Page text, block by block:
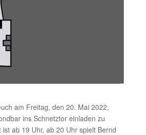
am Freitag, den 20. Mai 2022,
ins Schnetztor einladen zu
ab 19 Uhr, ab 20 Uhr spielt Bernd